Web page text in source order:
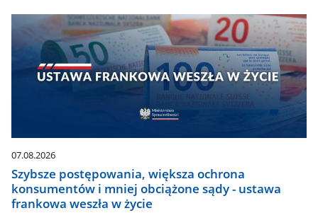
07.08.2026
Szybsze postępowania, większa ochrona
konsumentów i mniej obciążone sądy - ustawa
frankowa weszła w życie